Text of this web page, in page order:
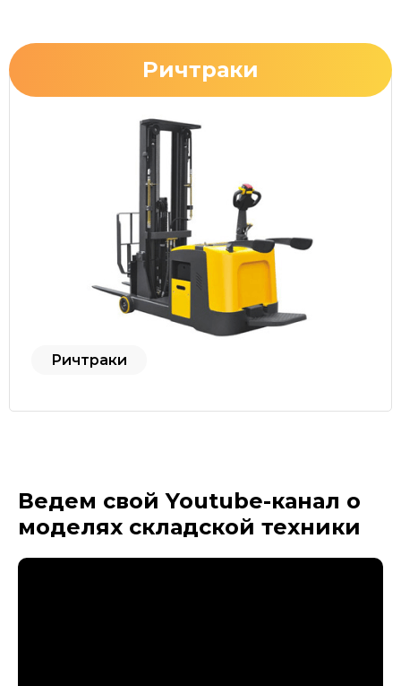
Ричтраки
Ричтраки
Ведем свой Youtube-канал о
моделях складской техники